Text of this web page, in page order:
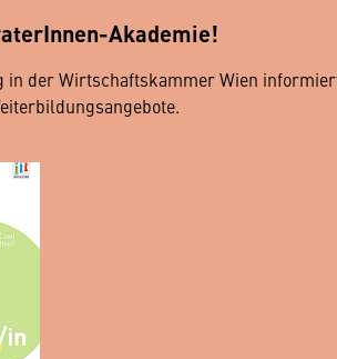
Akademie!
der Wirtschaftskammer Wien